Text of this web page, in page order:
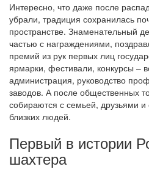
Интересно, что даже после
убрали, традиция сохранилась
пространстве. Знаменательный
частью с награждениями,
премий из рук первых лиц
ярмарки, фестивали, конкурсы –
администрация, руководство
заводов. А после общественных
собираются с семьей, друзьями и
близких людей.
Первый в истории
шахтера